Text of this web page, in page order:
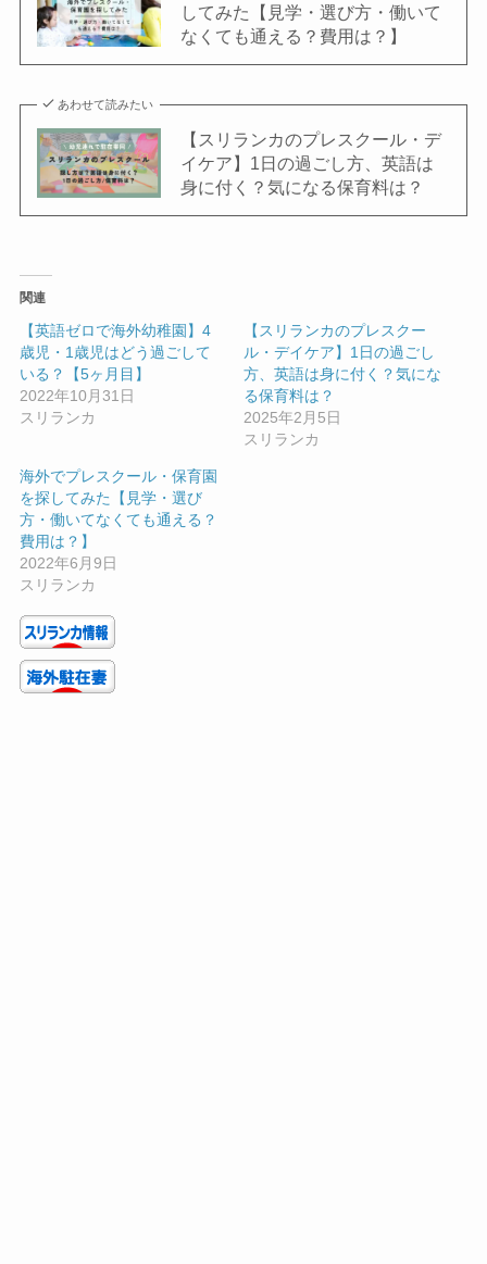
してみた【見学・選び方・働いて
なくても通える？費用は？】
あわせて読みたい
【スリランカのプレスクール・デ
イケア】1日の過ごし方、英語は
身に付く？気になる保育料は？
関連
【英語ゼロで海外幼稚園】4
歳児・1歳児はどう過ごして
いる？【5ヶ月目】
2022年10月31日
スリランカ
【スリランカのプレスクー
ル・デイケア】1日の過ごし
方、英語は身に付く？気にな
る保育料は？
2025年2月5日
スリランカ
海外でプレスクール・保育園
を探してみた【見学・選び
方・働いてなくても通える？
費用は？】
2022年6月9日
スリランカ